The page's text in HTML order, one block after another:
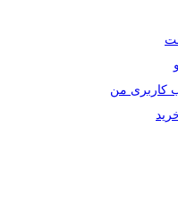
کاربری من